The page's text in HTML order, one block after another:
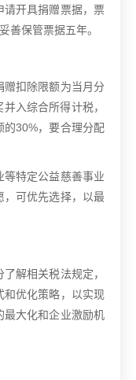
请开具捐赠票据，票
善保管票据五年。
扣除限额为当月分
入综合所得计税，
30%，要合理分配
等特定公益慈善事业
，可优先选择，以最
解相关税法规定，
和优化策略，以实现
最大化和企业激励机